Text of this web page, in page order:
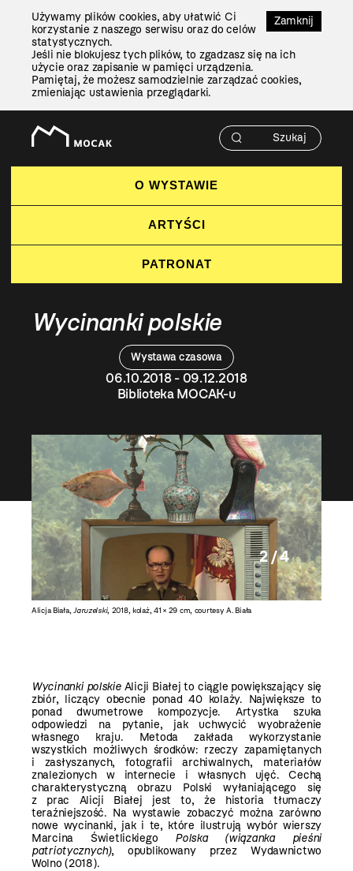
Zamknij
Używamy plików cookies, aby ułatwić Ci
korzystanie z naszego serwisu oraz do celów
statystycznych.
Jeśli nie blokujesz tych plików, to zgadzasz się na ich
użycie oraz zapisanie w pamięci urządzenia.
Pamiętaj, że możesz samodzielnie zarządzać cookies,
zmieniając ustawienia przeglądarki.
O WYSTAWIE
ARTYŚCI
PATRONAT
Wystawa czasowa
06.10.2018 - 09.12.2018
Biblioteka MOCAK-u
Wycinanki polskie
Alicja Biała, Jaruzelski, 2018, kolaż, 41 × 29 cm, courtesy A. Biała
2 / 4
Wycinanki polskieAlicji Białej to ciągle powiększający się
zbiór, liczący obecnie ponad 40 kolaży. Największe to
ponad dwumetrowe kompozycje. Artystka szuka
odpowiedzi na pytanie, jak uchwycić wyobrażenie
własnego kraju. Metoda zakłada wykorzystanie
wszystkich możliwych środków: rzeczy zapamiętanych
i zasłyszanych, fotografii archiwalnych, materiałów
znalezionych w internecie i własnych ujęć. Cechą
charakterystyczną obrazu Polski wyłaniającego się
z prac Alicji Białej jest to, że historia tłumaczy
teraźniejszość. Na wystawie zobaczyć można zarówno
nowe wycinanki, jak i te, które ilustrują wybór wierszy
Marcina Świetlickiego Polska (wiązanka pieśni
patriotycznych), opublikowany przez Wydawnictwo
Wolno (2018).